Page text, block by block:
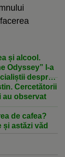
și alcool.
Odyssey” l-a
despre
Cercetătorii
au observat
de cafea?
astăzi văd